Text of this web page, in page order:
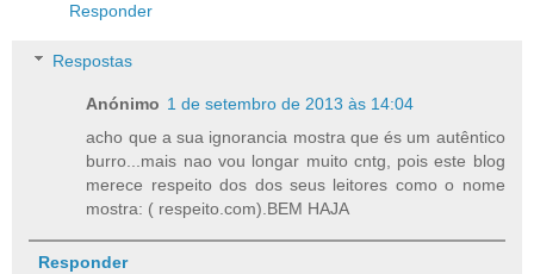
Responder
Respostas
Anónimo 1 de setembro de 2013 às 14:04
acho que a sua ignorancia mostra que és um autêntico
burro...mais nao vou longar muito cntg, pois este blog
merece respeito dos dos seus leitores como o nome
mostra: ( respeito.com).BEM HAJA
Responder